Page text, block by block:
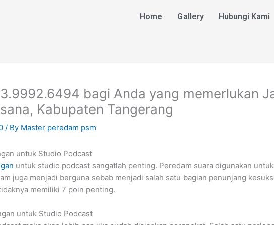
Home Gallery Hubungi Kami
bagi Anda yang memerlukan
Kabupaten Tangerang
/ By Master peredam psm
untuk Studio Podcast
untuk studio podcast sangatlah penting. Peredam suara digunakan
juga menjadi berguna sebab menjadi salah satu bagian penunjang
memiliki 7 poin penting.
untuk Studio Podcast